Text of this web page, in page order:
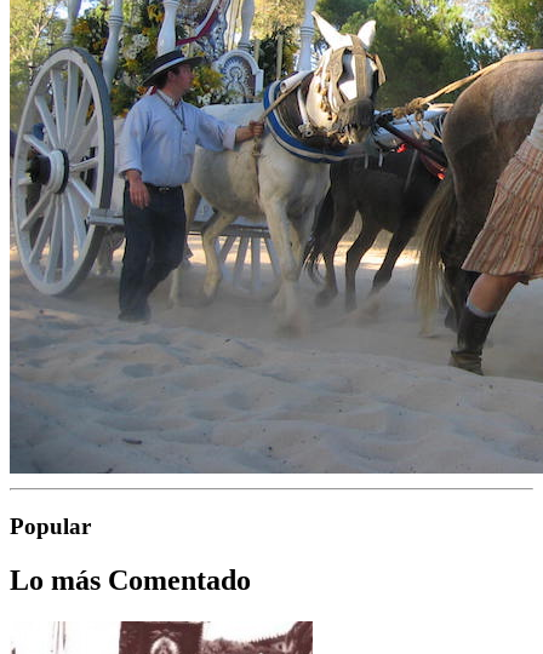
Popular
Lo más Comentado